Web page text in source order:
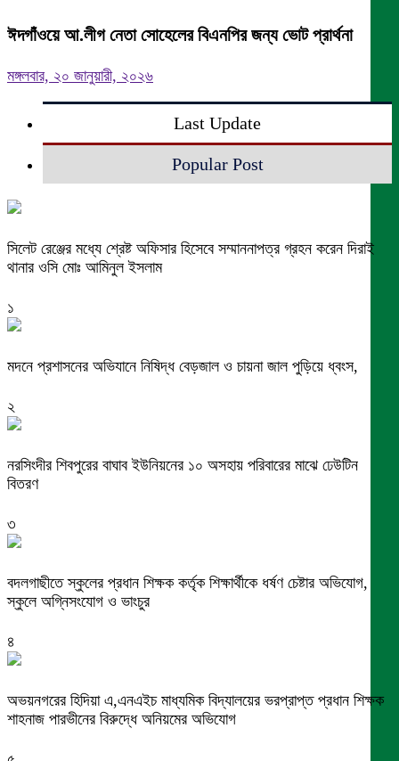
ঈদগাঁওয়ে আ.লীগ নেতা সোহেলের বিএনপির জন্য ভোট প্রার্থনা
মঙ্গলবার, ২০ জানুয়ারী, ২০২৬
Last Update
Popular Post
সিলেট রেঞ্জের মধ্যে শ্রেষ্ট অফিসার হিসেবে সম্মাননাপত্র গ্রহন করেন দিরাই
থানার ওসি মোঃ আমিনুল ইসলাম
১
মদনে প্রশাসনের অভিযানে নিষিদ্ধ বেড়জাল ও চায়না জাল পুড়িয়ে ধ্বংস,
২
নরসিংদীর শিবপুরের বাঘাব ইউনিয়নের ১০ অসহায় পরিবারের মাঝে ঢেউটিন
বিতরণ
৩
বদলগাছীতে স্কুলের প্রধান শিক্ষক কর্তৃক শিক্ষার্থীকে ধর্ষণ চেষ্টার অভিযোগ,
স্কুলে অগ্নিসংযোগ ও ভাংচুর
৪
অভয়নগরের হিদিয়া এ,এনএইচ মাধ্যমিক বিদ্যালয়ের ভরপ্রাপ্ত প্রধান শিক্ষক
শাহনাজ পারভীনের বিরুদ্ধে অনিয়মের অভিযোগ